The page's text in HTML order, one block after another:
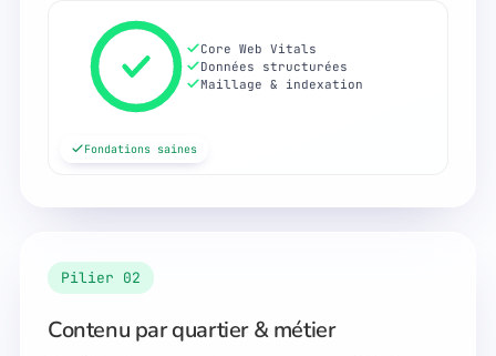
Core Web Vitals
Données structurées
Maillage & indexation
Fondations saines
Pilier 02
Contenu par quartier & métier